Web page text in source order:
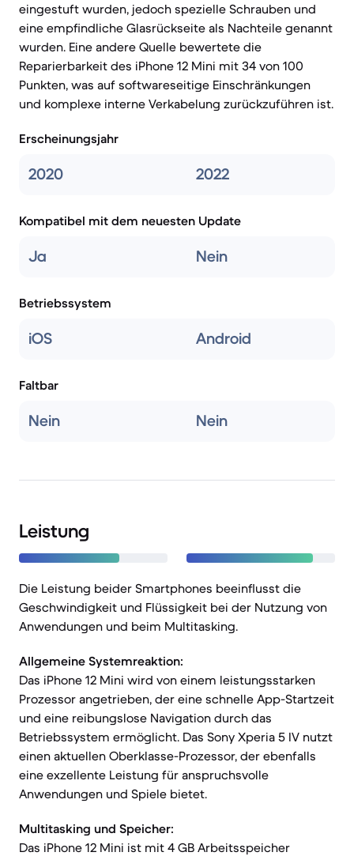
eingestuft wurden, jedoch spezielle Schrauben und
eine empfindliche Glasrückseite als Nachteile genannt
wurden. Eine andere Quelle bewertete die
Reparierbarkeit des iPhone 12 Mini mit 34 von 100
Punkten, was auf softwareseitige Einschränkungen
und komplexe interne Verkabelung zurückzuführen ist.
Erscheinungsjahr
2020 2022
Kompatibel mit dem neuesten Update
Ja Nein
Betriebssystem
iOS Android
Faltbar
Nein Nein
Leistung
Die Leistung beider Smartphones beeinflusst die
Geschwindigkeit und Flüssigkeit bei der Nutzung von
Anwendungen und beim Multitasking.
Allgemeine Systemreaktion:
Das iPhone 12 Mini wird von einem leistungsstarken
Prozessor angetrieben, der eine schnelle App-Startzeit
und eine reibungslose Navigation durch das
Betriebssystem ermöglicht. Das Sony Xperia 5 IV nutzt
einen aktuellen Oberklasse-Prozessor, der ebenfalls
eine exzellente Leistung für anspruchsvolle
Anwendungen und Spiele bietet.
Multitasking und Speicher:
Das iPhone 12 Mini ist mit 4 GB Arbeitsspeicher